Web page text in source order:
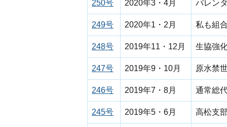
250号 2020年3・4月 バレン
249号 2020年1・2月 私も組
248号 2019年11・12月 生協強
247号 2019年9・10月 原水禁
246号 2019年7・8月 通常総
245号 2019年5・6月 高松支